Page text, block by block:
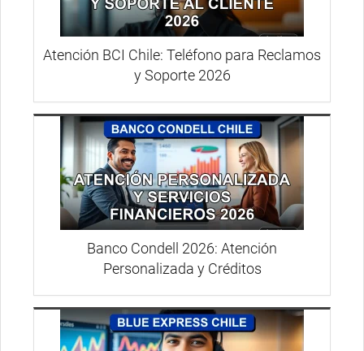
Atención BCI Chile: Teléfono para Reclamos
y Soporte 2026
Banco Condell 2026: Atención
Personalizada y Créditos